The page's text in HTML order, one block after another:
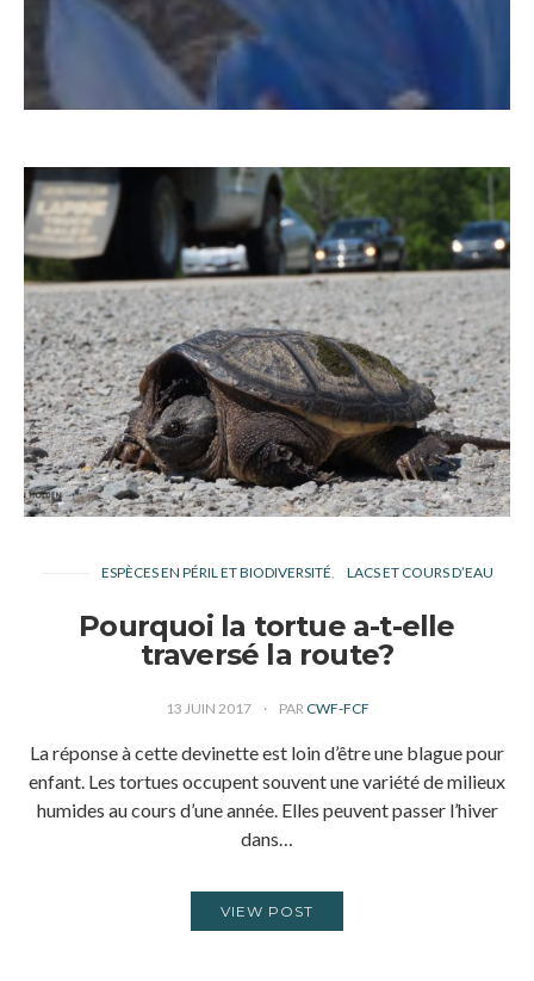
ESPÈCES EN PÉRIL ET BIODIVERSITÉ LACS ET COURS D’EAU
Pourquoi la tortue a-t-elle
traversé la route?
13 JUIN 2017 PAR CWF-FCF
La réponse à cette devinette est loin d’être une blague pour
enfant. Les tortues occupent souvent une variété de milieux
humides au cours d’une année. Elles peuvent passer l’hiver
dans…
VIEW POST